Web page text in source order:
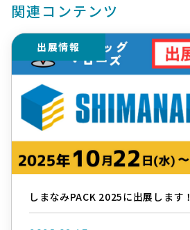
関連コンテンツ
出展情報
しまなみPACK 2025に出展します！